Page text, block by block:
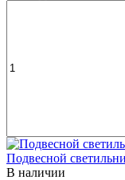
Подвесной
В наличии